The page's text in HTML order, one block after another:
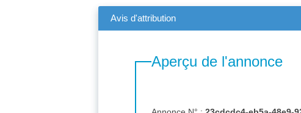
Avis d'attribution
Aperçu de l'annonce